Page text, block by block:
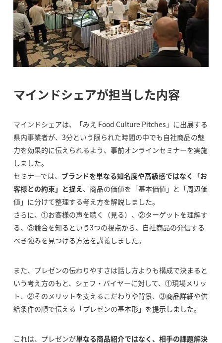
マインドシェアが担当した内容
マインドシェアは、「みえ Food Culture Pitches」に出展する
県内事業者が、3分という限られた時間の中でも自社商品の魅
力を効果的に伝えられるよう、事前オンラインセミナーを実施
しました。
セミナーでは、 ブランドを単なる知名度や高級感ではなく「お
客様との約束」と捉え 、商品の価値を「基本価値」と「周辺価
値」に分けて整理する考え方を解説しました。
さらに、①お客様の声を聴く（見る）、②ターゲットを理解す
る、③競合を知るという3つの視点から、自社商品の発信する
べき強みを見つける方法を講義しました。
また、プレゼンの伝わりやすさは話し方よりも構成で決まると
いう考え方のもと、シェフ・バイヤーに対して、①現場メリッ
ト、②そのメリットを支えるこだわりや背景、③商品詳細や供
給条件の順で伝える「プレゼンの基本形」を提示しました。
これは、プレゼンが単なる商品紹介ではなく、相手の課題解決